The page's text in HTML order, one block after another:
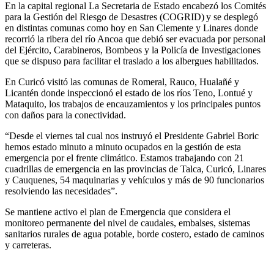
En la capital regional La Secretaria de Estado encabezó los Comités
para la Gestión del Riesgo de Desastres (COGRID) y se desplegó
en distintas comunas como hoy en San Clemente y Linares donde
recorrió la ribera del río Ancoa que debió ser evacuada por personal
del Ejército, Carabineros, Bombeos y la Policía de Investigaciones
que se dispuso para facilitar el traslado a los albergues habilitados.
En Curicó visitó las comunas de Romeral, Rauco, Hualañé y
Licantén donde inspeccionó el estado de los ríos Teno, Lontué y
Mataquito, los trabajos de encauzamientos y los principales puntos
con daños para la conectividad.
“Desde el viernes tal cual nos instruyó el Presidente Gabriel Boric
hemos estado minuto a minuto ocupados en la gestión de esta
emergencia por el frente climático. Estamos trabajando con 21
cuadrillas de emergencia en las provincias de Talca, Curicó, Linares
y Cauquenes, 54 maquinarias y vehículos y más de 90 funcionarios
resolviendo las necesidades”.
Se mantiene activo el plan de Emergencia que considera el
monitoreo permanente del nivel de caudales, embalses, sistemas
sanitarios rurales de agua potable, borde costero, estado de caminos
y carreteras.